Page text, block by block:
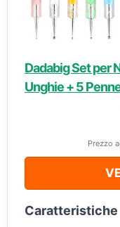
Dadabig Set per
Unghie + 5
Prezzo
Caratteristiche